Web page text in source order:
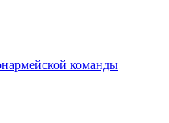
команды